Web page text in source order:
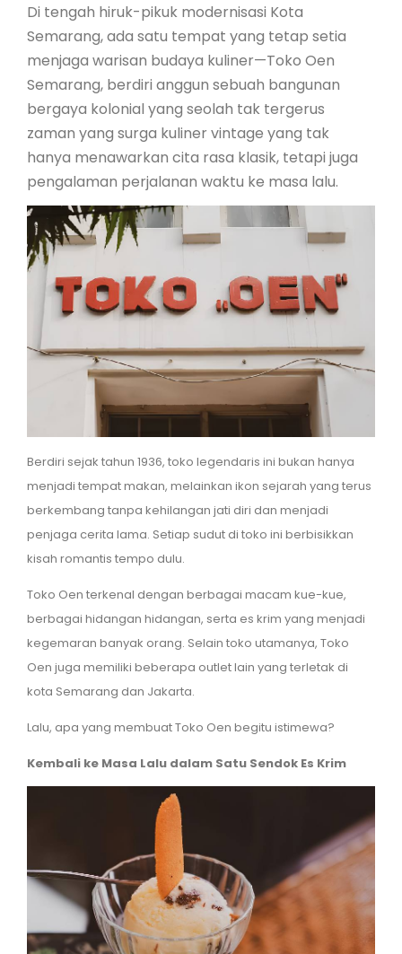
Di tengah hiruk-pikuk modernisasi Kota
Semarang, ada satu tempat yang tetap setia
menjaga warisan budaya kuliner—Toko Oen
Semarang, berdiri anggun sebuah bangunan
bergaya kolonial yang seolah tak tergerus
zaman yang surga kuliner vintage yang tak
hanya menawarkan cita rasa klasik, tetapi juga
pengalaman perjalanan waktu ke masa lalu.
Berdiri sejak tahun 1936, toko legendaris ini bukan hanya
menjadi tempat makan, melainkan ikon sejarah yang terus
berkembang tanpa kehilangan jati diri dan menjadi
penjaga cerita lama. Setiap sudut di toko ini berbisikkan
kisah romantis tempo dulu.
Toko Oen terkenal dengan berbagai macam kue-kue,
berbagai hidangan hidangan, serta es krim yang menjadi
kegemaran banyak orang. Selain toko utamanya, Toko
Oen juga memiliki beberapa outlet lain yang terletak di
kota Semarang dan Jakarta.
Lalu, apa yang membuat Toko Oen begitu istimewa?
Kembali ke Masa Lalu dalam Satu Sendok Es Krim